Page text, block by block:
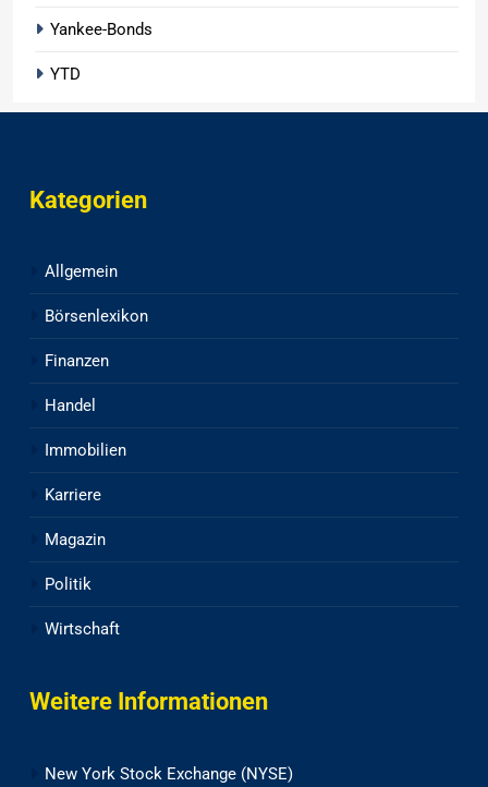
Yankee-Bonds
YTD
Kategorien
Allgemein
Börsenlexikon
Finanzen
Handel
Immobilien
Karriere
Magazin
Politik
Wirtschaft
Weitere Informationen
New York Stock Exchange (NYSE)